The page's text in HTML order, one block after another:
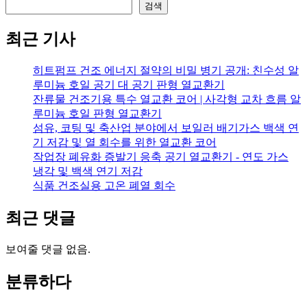
검색
최근 기사
히트펌프 건조 에너지 절약의 비밀 병기 공개: 친수성 알
루미늄 호일 공기 대 공기 판형 열교환기
잔류물 건조기용 특수 열교환 코어 | 사각형 교차 흐름 알
루미늄 호일 판형 열교환기
섬유, 코팅 및 축산업 분야에서 보일러 배기가스 백색 연
기 저감 및 열 회수를 위한 열교환 코어
작업장 폐유화 증발기 응축 공기 열교환기 - 연도 가스
냉각 및 백색 연기 저감
식품 건조실용 고온 폐열 회수
최근 댓글
보여줄 댓글 없음.
분류하다